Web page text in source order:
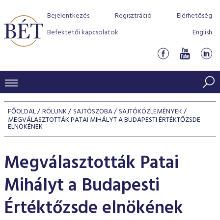
Bejelentkezés Regisztráció
Elérhetőség
Befektetői kapcsolatok
English
KERESKEDÉSI ADATOK
INDEXEK
Kötvényindexek
Jelzáloglevél indexek
Vállalati kötvény indexek
Kedvenc instrumentumok
Azonnali Piac
Részvények
Származékos piac
BEFEKTETŐK
Indexek
Részvény szekció
Hitelpapír szekció
Szabályozás
BÉT szabályzatok
Befektetővédelem
Alkalmazott díjstruktúra
Elszámolás
Részvény és vállalati kötvény tőzsdei bevezetését
program
BÉT Xtend - Részvénypiac egyszerűen
TŐZSDETAGOK
Tőzsdetagok, üzletkötők
VENDOROK
FŐOLDAL RÓLUNK SAJTÓSZOBA SAJTÓKÖZLEMÉNYEK
MEGVÁLASZTOTTÁK PATAI MIHÁLYT A BUDAPESTI ÉRTÉKTŐZSDE
ELNÖKÉNEK
Megválasztották Patai
Mihályt a Budapesti
Értéktőzsde elnökének